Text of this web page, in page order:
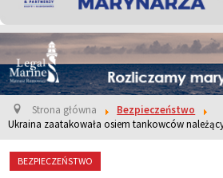
Strona główna
Bezpieczeństwo
Ukraina zaatakowała osiem tankowców
BEZPIECZEŃSTWO